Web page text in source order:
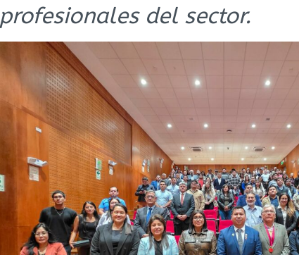
profesionales del sector.